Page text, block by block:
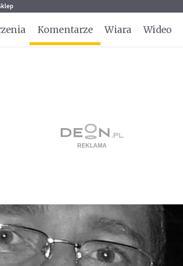
Komentarze Wiara Wideo